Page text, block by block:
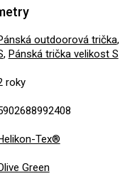
outdoorová trička,
, Pánská trička velikost S
roky
Tex®
Green